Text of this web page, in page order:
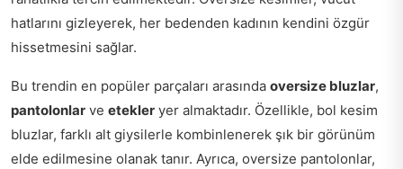
hatlarını gizleyerek, her bedenden kadının kendini özgür
hissetmesini sağlar.
Bu trendin en popüler parçaları arasında oversize bluzlar,
pantolonlar ve etekler yer almaktadır. Özellikle, bol kesim
bluzlar, farklı alt giysilerle kombinlenerek şık bir görünüm
elde edilmesine olanak tanır. Ayrıca, oversize pantolonlar,